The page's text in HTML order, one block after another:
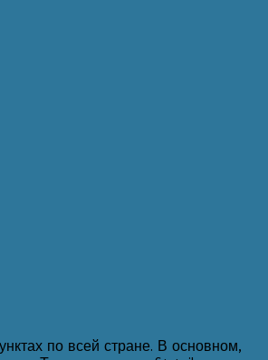
по всей стране. В основном,